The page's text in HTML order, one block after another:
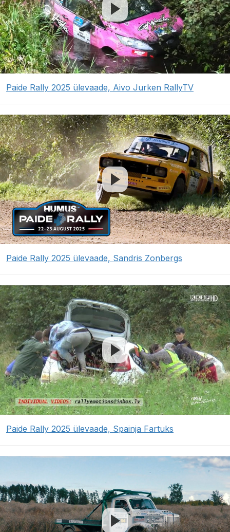
Paide Rally 2025 ülevaade, Aivo Jurken RallyTV
Paide Rally 2025 ülevaade, Sandris Zonbergs
Paide Rally 2025 ülevaade, Spainja Fartuks